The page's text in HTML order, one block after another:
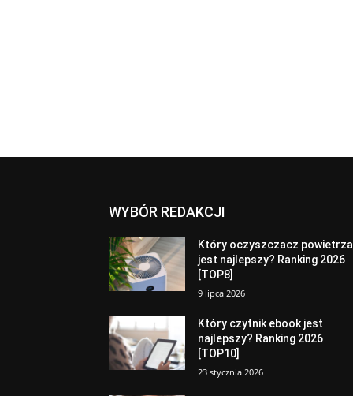
WYBÓR REDAKCJI
Który oczyszczacz powietrza
jest najlepszy? Ranking 2026
[TOP8]
9 lipca 2026
Który czytnik ebook jest
najlepszy? Ranking 2026
[TOP10]
23 stycznia 2026